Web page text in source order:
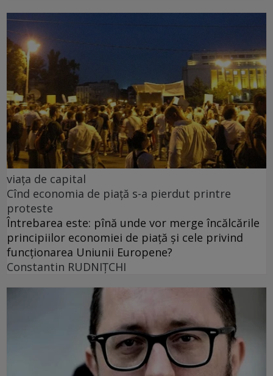
viața de capital
Cînd economia de piață s-a pierdut printre
proteste
Întrebarea este: pînă unde vor merge încălcările
principiilor economiei de piață și cele privind
funcționarea Uniunii Europene?
Constantin RUDNIŢCHI